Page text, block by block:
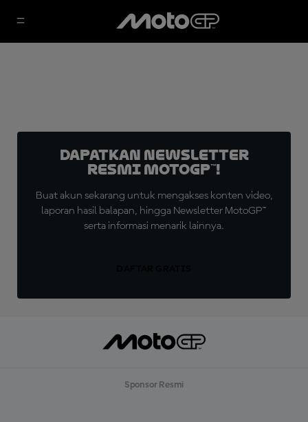
Dapatkan Newsletter
Resmi MotoGP™!
Buat akun sekarang untuk mengakses konten video,
laporan hasil balapan, hingga Newsletter MotoGP™
serta informasi menarik lainnya.
Sponsor Resmi